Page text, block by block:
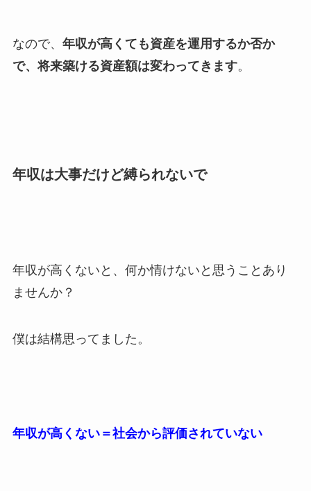
なので、 年収が高くても資産を運用するか否か
で、将来築ける資産額は変わってきます。
年収は大事だけど縛られないで
年収が高くないと、何か情けないと思うことあり
ませんか？
僕は結構思ってました。
年収が高くない＝社会から評価されていない